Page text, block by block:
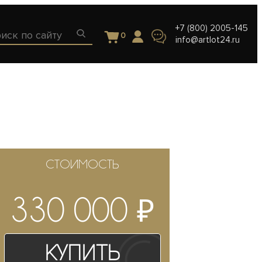
0
+7 (800) 2005-145
info@artlot24.ru
СТОИМОСТЬ
330 000 ₽
Купить